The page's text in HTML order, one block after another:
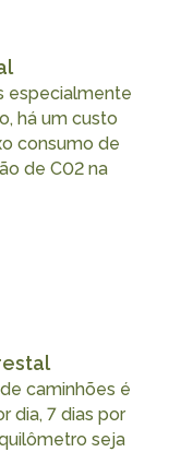
especialmente
há um custo
consumo de
de C02 na
caminhões é
dia, 7 dias por
seja